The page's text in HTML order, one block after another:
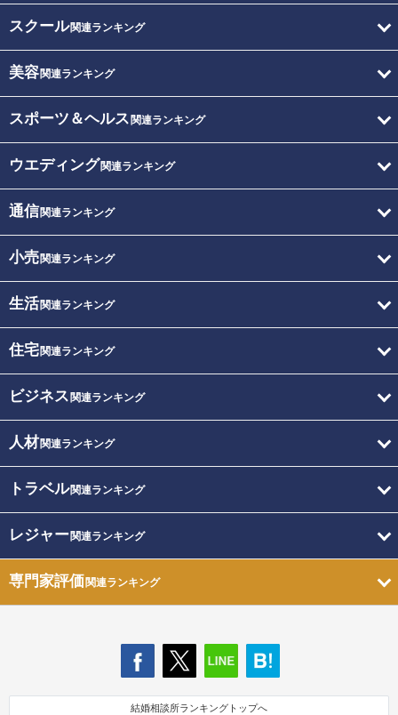
スクール関連ランキング
美容関連ランキング
スポーツ＆ヘルス 関連ランキング
ウエディング関連ランキング
通信関連ランキング
小売関連ランキング
生活関連ランキング
住宅関連ランキング
ビジネス 関連ランキング
人材関連ランキング
トラベル関連ランキング
レジャー関連ランキング
専門家評価関連ランキング
結婚相談所ランキングトップへ